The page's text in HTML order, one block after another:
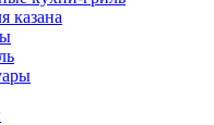
казана